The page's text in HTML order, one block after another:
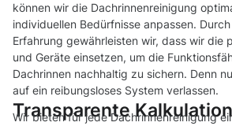
können wir die Dachrinnenreinigung
individuellen Bedürfnisse anpassen.
Erfahrung gewährleisten wir, dass wir die
und Geräte einsetzen, um die
Dachrinnen nachhaltig zu sichern. Denn
auf ein reibungsloses System verlassen.
Transparente Kalkulation
Wir bieten für jede Dachrinnenreinigung